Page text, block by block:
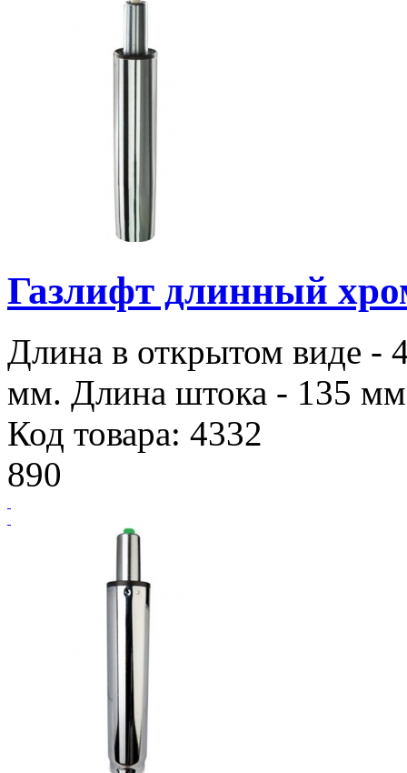
Газлифт длинный
Длина в открытом виде -
мм. Длина штока - 135
Код товара: 4332
890